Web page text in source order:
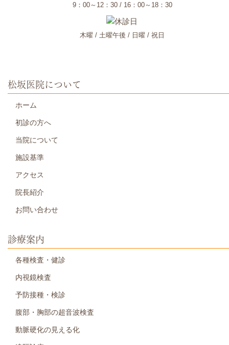
9：00～12：30 / 16：00～18：30
木曜 / 土曜午後 / 日曜 / 祝日
松坂医院について
ホーム
初診の方へ
当院について
施設基準
アクセス
院長紹介
お問い合わせ
診療案内
各種検査・健診
内視鏡検査
予防接種・検診
腹部・胸部の超音波検査
動脈硬化の見える化